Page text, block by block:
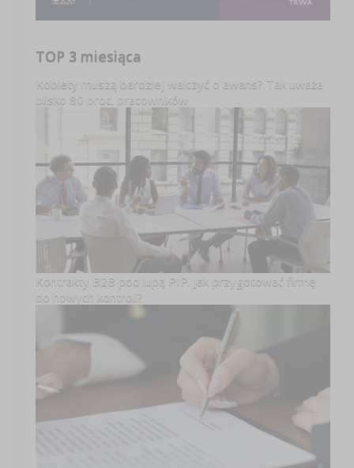
TOP 3 miesiąca
Kobiety muszą bardziej walczyć o awans? Tak uważa
blisko 80 proc. pracowników
Kontrakty B2B pod lupą PIP. Jak przygotować firmę
do nowych kontroli?